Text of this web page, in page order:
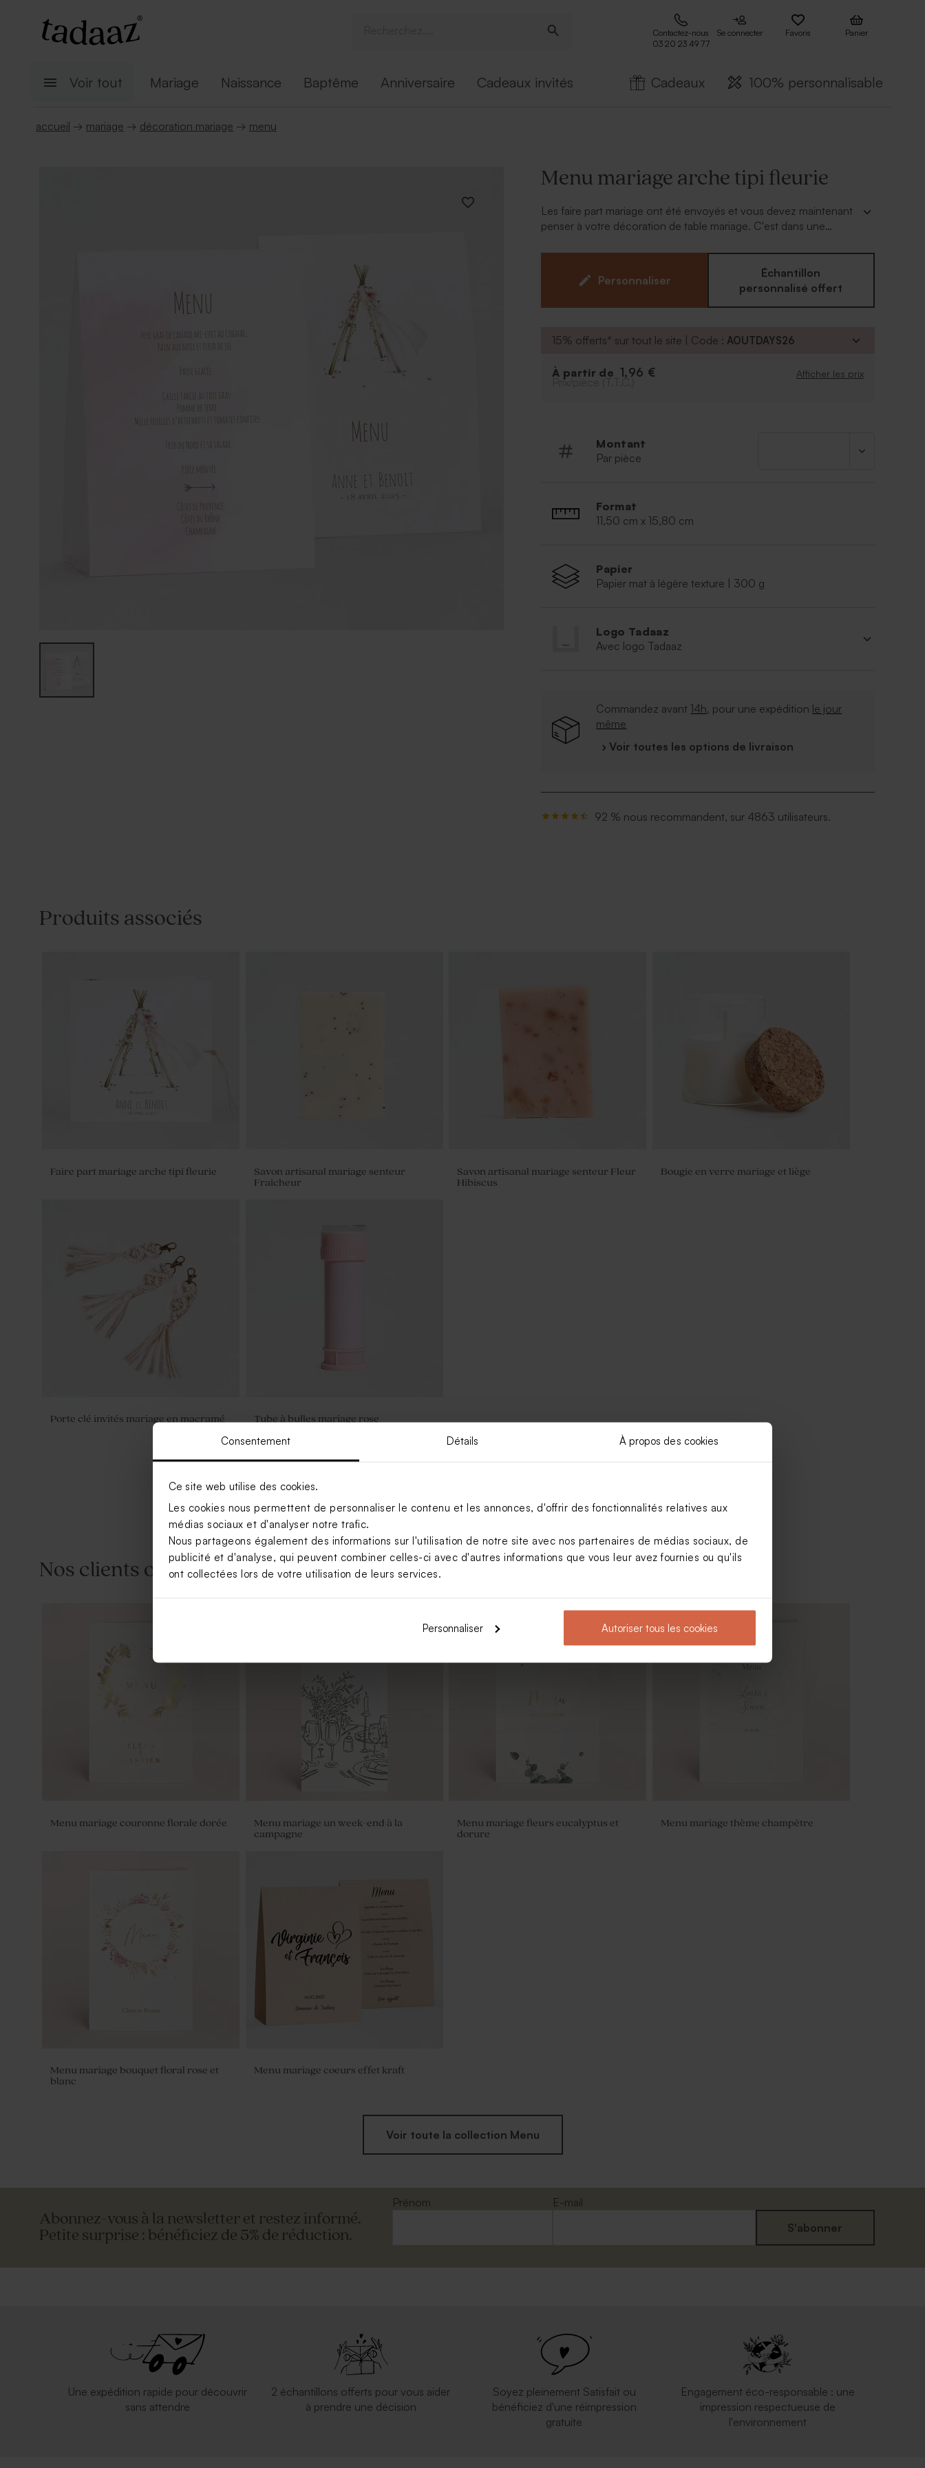
Consentement Détails À propos des cookies
Ce site web utilise des cookies.
Les cookies nous permettent de personnaliser le contenu et les annonces, d'offrir des fonctionnalités relatives aux
médias sociaux et d'analyser notre trafic.
Nous partageons également des informations sur l'utilisation de notre site avec nos partenaires de médias sociaux, de
publicité et d'analyse, qui peuvent combiner celles-ci avec d'autres informations que vous leur avez fournies ou qu'ils
ont collectées lors de votre utilisation de leurs services.
Personnaliser Autoriser tous les cookies
Contactez-nous
03 20 23 49 77
Se connecter Favoris Panier
Voir tout Mariage Naissance Baptême Anniversaire Cadeaux invités Cadeaux 100% personnalisable
accueil → mariage → décoration mariage → menu
Menu mariage arche tipi fleurie
Les faire part mariage ont été envoyés et vous devez maintenant
penser à votre décoration de table mariage. C'est dans une
célébrer votre union. Alors cemenu mariage arche tipi fleurie
sera parfait. On aime tout particulièrement son format chevalet qui
vous permettra de poser votre menu avec élégance sur votre
Personnaliser
Échantillon
personnalisé offert
15% offerts* sur tout le site | Code :AOUTDAYS26
À partir de 1,96 € Afficher les prix
Prix/pièce (T.T.C.)
Montant
Par pièce
Format
11,50 cm x 15,80 cm
Papier
Papier mat à légère texture | 300 g
Logo Tadaaz
Avec logo Tadaaz
Commandez avant 14h, pour une expédition le jour
même
› Voir toutes les options de livraison
92 % nous recommandent, sur 4863 utilisateurs.
Produits associés
Faire part mariage arche tipi fleurie
Savon artisanal mariage senteur
Fraîcheur
Savon artisanal mariage senteur Fleur
Hibiscus
Bougie en verre mariage et liège
Porte clé invités mariage en macramé Tube à bulles mariage rose
Pot en verre strié mariage couvercle
en bois gravé
Fiole en verre mariage
Contenant à dragées transparent rond
Nougat mariage goût vanille 1 kg (± 70
Nos clients ont aussi aimé...
Menu mariage couronne florale dorée
Menu mariage un week-end à la
campagne
Menu mariage fleurs eucalyptus et
dorure
Menu mariage thème champêtre
Menu mariage bouquet floral rose et
blanc
Menu mariage coeurs effet kraft
Voir toute la collection Menu
Abonnez-vous à la newsletter et restez informé.
Petite surprise : bénéficiez de 5% de réduction.
Prénom
E-mail
S'abonner
Une expédition rapide pour découvrir
sans attendre
2 échantillons offerts pour vous aider
à prendre une décision
Soyez pleinement Satisfait ou
bénéficiez d'une réimpression
gratuite
Engagement éco-responsable : une
impression respectueuse de
l'environnement